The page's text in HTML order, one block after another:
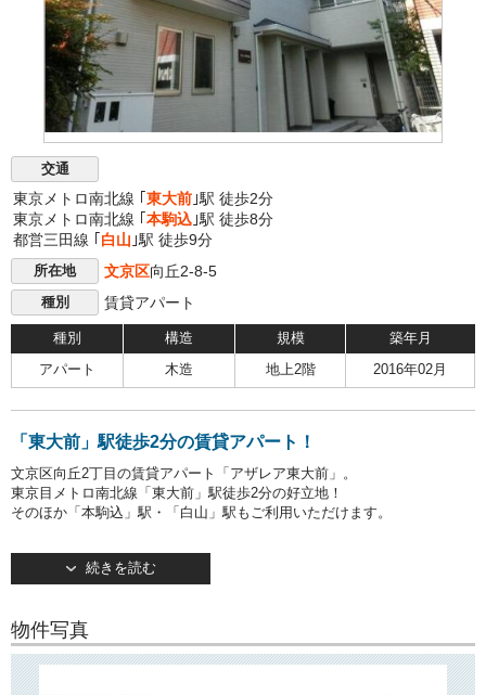
交通
東京メトロ南北線 ｢ 東大前 ｣駅 徒歩2分
東京メトロ南北線 ｢ 本駒込 ｣駅 徒歩8分
都営三田線 ｢ 白山 ｣駅 徒歩9分
所在地 文京区向丘2-8-5
種別 賃貸アパート
種別 構造 規模 築年月
アパート 木造 地上2階 2016年02月
「東大前」駅徒歩2分の賃貸アパート！
文京区向丘2丁目の賃貸アパート「アザレア東大前」。
東京目メトロ南北線「東大前」駅徒歩2分の好立地！
そのほか「本駒込」駅・「白山」駅もご利用いただけます。
2016年2月竣工・木造2階建て。
TVモニターつきインターホン完備で安心してお住まいいただけます！
「アザレア東大前」は大通りから奥に入った住宅街に位置し、近隣には
コンビニやスーパー「まいばすけっと」などがございます。
文京学院大学至近！
続きを読む
物件写真